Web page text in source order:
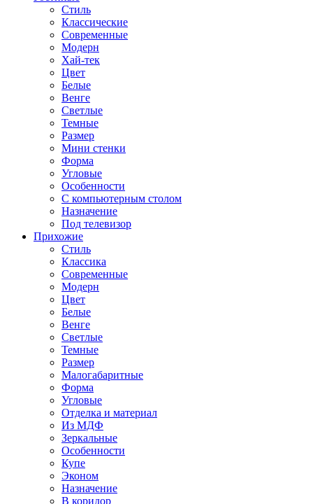
Стиль
Классические
Современные
Модерн
Хай-тек
Цвет
Белые
Венге
Светлые
Темные
Размер
Мини стенки
Форма
Угловые
Особенности
С компьютерным столом
Назначение
Под телевизор
Прихожие
Стиль
Классика
Современные
Модерн
Цвет
Белые
Венге
Светлые
Темные
Размер
Малогабаритные
Форма
Угловые
Отделка и материал
Из МДФ
Зеркальные
Особенности
Купе
Эконом
Назначение
В коридор